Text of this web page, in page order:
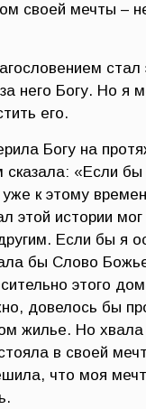
своей мечты –
него Богу. Но я
его.
Богу на
сказала: «Если
к этому
этой истории
Если бы я
бы Слово
этого
довелось бы
жилье. Но хвала
в своей
что моя